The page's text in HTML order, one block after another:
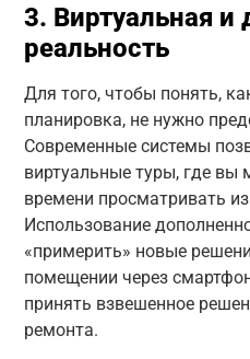
3. Виртуальная и
реальность
Для того, чтобы понять,
планировка, не нужно
Современные системы
виртуальные туры, где вы
времени просматривать
Использование
«примерить» новые
помещении через
принять взвешенное
ремонта.